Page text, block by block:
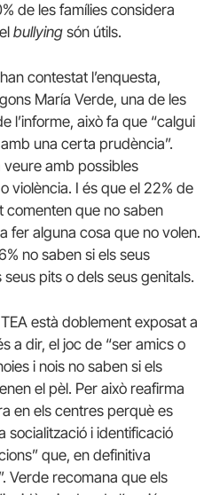
de les famílies considera
bullying són útils.
contestat l’enquesta,
María Verde, una de les
l’informe, això fa que “calgui
una certa prudència”.
amb possibles
violència. I és que el 22% de
comenten que no saben
fer alguna cosa que no volen.
no saben si els seus
pits o dels seus genitals.
TEA està doblement exposat a
a dir, el joc de “ser amics o
i nois no saben si els
el pèl. Per això reafirma
en els centres perquè es
socialització i identificació
que, en definitiva
Verde recomana que els